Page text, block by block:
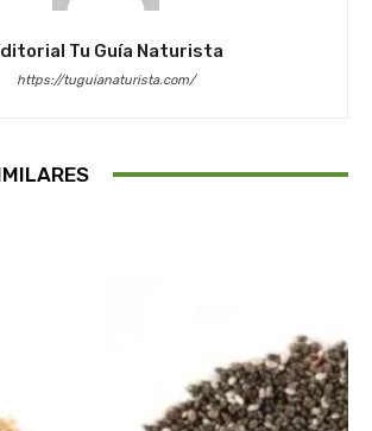
Tu Guía Naturista
https://tuguianaturista.com/